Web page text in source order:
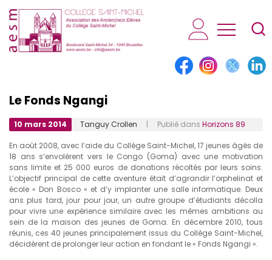
AESM...
Le Fonds Ngangi
10 mars 2014 Tanguy Crollen | Publié dans Horizons 89
En août 2008, avec l’aide du Collège Saint-Michel, 17 jeunes âgés de
18 ans s’envolèrent vers le Congo (Goma) avec une motivation
sans limite et 25 000 euros de donations récoltés par leurs soins.
L’objectif principal de cette aventure était d’agrandir l’orphelinat et
école « Don Bosco » et d’y implanter une salle informatique. Deux
ans plus tard, jour pour jour, un autre groupe d’étudiants décolla
pour vivre une expérience similaire avec les mêmes ambitions au
sein de la maison des jeunes de Goma. En décembre 2010, tous
réunis, ces 40 jeunes principalement issus du Collège Saint-Michel,
décidèrent de prolonger leur action en fondant le « Fonds Ngangi ».